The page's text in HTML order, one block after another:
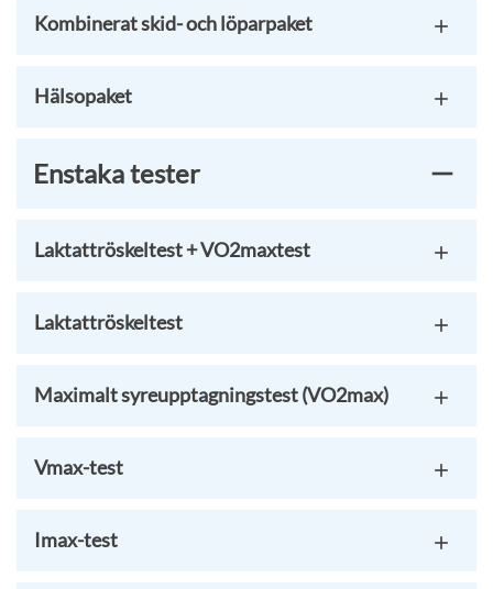
Kombinerat skid- och löparpaket
Hälsopaket
Enstaka tester
Laktattröskeltest + VO2maxtest
Laktattröskeltest
Maximalt syreupptagningstest (VO2max)
Vmax-test
Imax-test